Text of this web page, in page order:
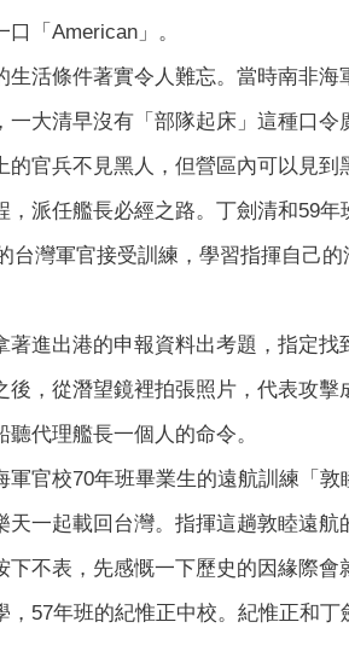
「American」。
生活條件著實令人難忘。當時南非
一大清早沒有「部隊起床」這種口
官兵不見黑人，但營區內可以見到
派任艦長必經之路。丁劍清和59
台灣軍官接受訓練，學習指揮自己
著進出港的申報資料出考題，指定
後，從潛望鏡裡拍張照片，代表攻
代理艦長一個人的命令。
官校70年班畢業生的遠航訓練「
天一起載回台灣。指揮這趟敦睦遠
不表，先感慨一下歷史的因緣際會
57年班的紀惟正中校。紀惟正和